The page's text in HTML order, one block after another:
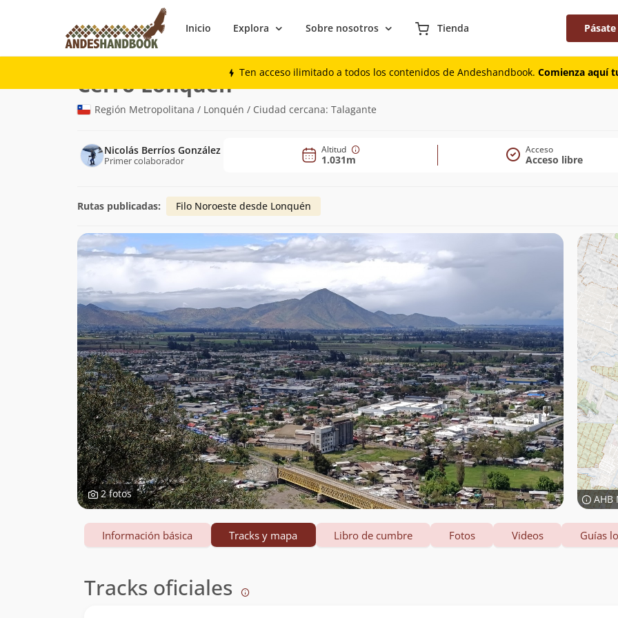
Inicio Explora Sobre nosotros Tienda
Ten acceso ilimitado a todos los contenidos de Andeshandbook. Comienza aquí
Montaña
Cerro Lonquén(1.031m)
Región Metropolitana / Lonquén / Ciudad cercana: Talagante
Nicolás Berríos González
Primer colaborador
Altitud
1.031m
Acceso
Acceso libre
Rutas publicadas: Filo Noroeste desde Lonquén
2 fotos AHB
Información básica Tracks y mapa Libro de cumbre Fotos Videos Guías
Tracks oficiales